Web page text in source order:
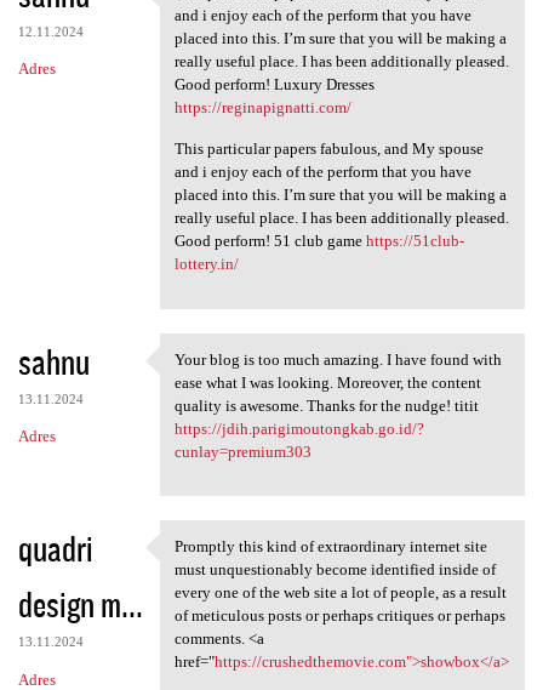
12.11.2024
Adres
This particular papers
and i enjoy each of the perform that you have
placed into this. I’m sure that you will be making a
really useful place. I has been additionally pleased.
Good perform! Luxury Dresses
https://reginapignatti.com/
This particular papers fabulous, and My spouse
and i enjoy each of the perform that you have
placed into this. I’m sure that you will be making a
really useful place. I has been additionally pleased.
Good perform! 51 club game https://51club-
lottery.in/
sahnu
13.11.2024
Adres
Your blog is too much amazing
Your blog is too much amazing. I have found with
ease what I was looking. Moreover, the content
quality is awesome. Thanks for the nudge! titit
https://jdih.parigimoutongkab.go.id/?
cunlay=premium303
quadri
design m...
13.11.2024
Adres
Promptly this kind of
Promptly this kind of extraordinary internet site
must unquestionably become identified inside of
every one of the web site a lot of people, as a result
of meticulous posts or perhaps critiques or perhaps
comments. <a
href="https://crushedthemovie.com">showbox</a>